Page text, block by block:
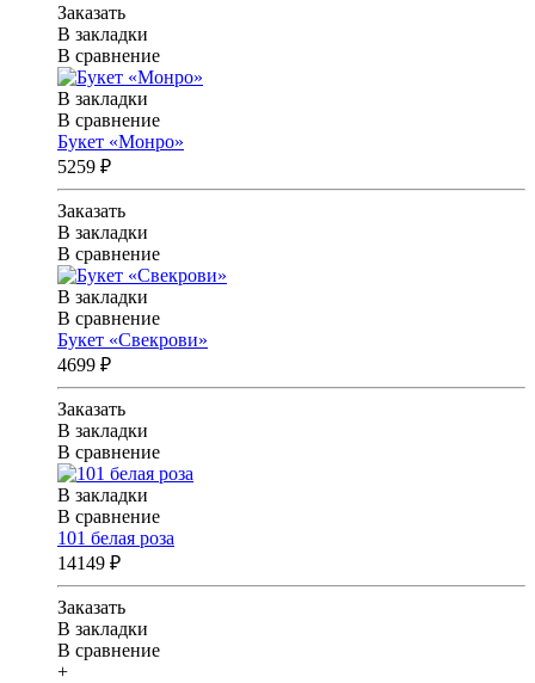
Заказать
В закладки
В сравнение
В закладки
В сравнение
Букет «Монро»
5259 ₽
Заказать
В закладки
В сравнение
В закладки
В сравнение
Букет «Свекрови»
4699 ₽
Заказать
В закладки
В сравнение
В закладки
В сравнение
101 белая роза
14149 ₽
Заказать
В закладки
В сравнение
+